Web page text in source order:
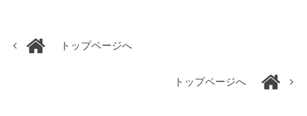
トップページへ
トップページへ